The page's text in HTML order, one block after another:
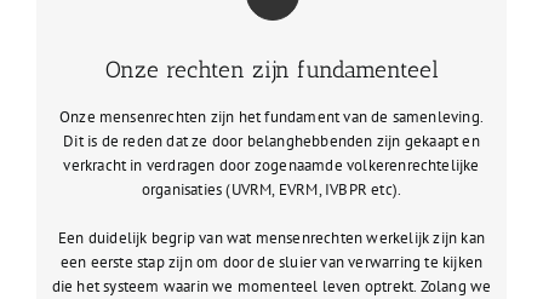
Onze rechten zijn fundamenteel
Onze mensenrechten zijn het fundament van de samenleving.
Dit is de reden dat ze door belanghebbenden zijn gekaapt en
verkracht in verdragen door zogenaamde volkerenrechtelijke
organisaties (UVRM, EVRM, IVBPR etc).
Een duidelijk begrip van wat mensenrechten werkelijk zijn kan
een eerste stap zijn om door de sluier van verwarring te kijken
die het systeem waarin we momenteel leven optrekt. Zolang we